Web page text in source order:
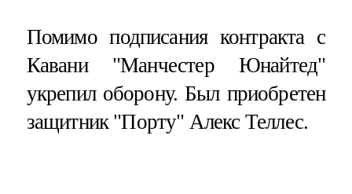
Помимо подписания контракта с
Кавани "Манчестер Юнайтед"
укрепил оборону. Был приобретен
защитник "Порту" Алекс Теллес.